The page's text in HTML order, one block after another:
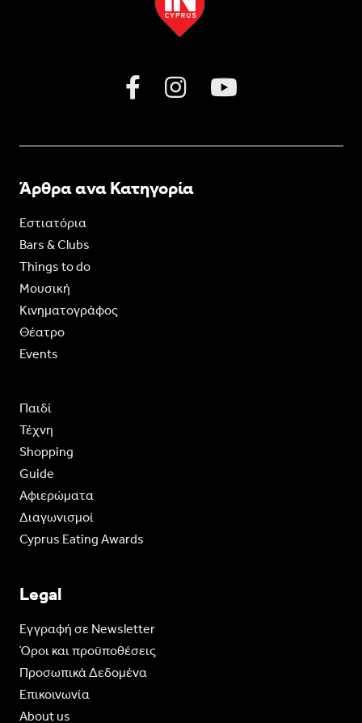
Άρθρα ανα Κατηγορία
Εστιατόρια
Bars & Clubs
Things to do
Moυσική
Κινηματογράφος
Θέατρο
Events
Παιδί
Τέχνη
Shopping
Guide
Aφιερώματα
Διαγωνισμοί
Cyprus Eating Awards
Legal
Eγγραφή σε Newsletter
Όροι και προϋποθέσεις
Προσωπικά Δεδομένα
Επικοινωνία
About us